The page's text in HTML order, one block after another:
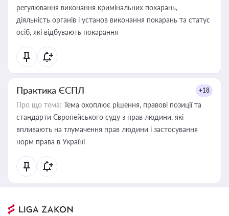
регулювання виконання кримінальних покарань,
діяльність органів і установ виконання покарань та статус
осіб, які відбувають покарання
Практика ЄСПЛ +18
Про що тема: Тема охоплює рішення, правові позиції та
стандарти Європейського суду з прав людини, які
впливають на тлумачення прав людини і застосування
норм права в Україні